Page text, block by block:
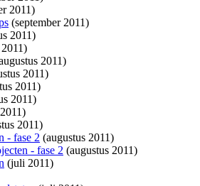
2011)
(september 2011)
2011)
2011)
2011)
2011)
2011)
2011)
- fase 2 (augustus 2011)
- fase 2 (augustus 2011)
(juli 2011)